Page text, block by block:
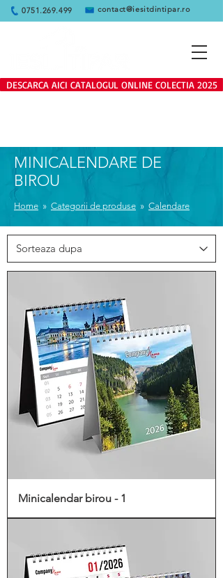
0751.269.499 contact@iesitdintipar.ro
DESCARCA AICI CATALOGUL ONLINE COLECTIA 2025
MINICALENDARE DE
BIROU
Home » Categorii de produse » Calendare
Minicalendar birou - 1